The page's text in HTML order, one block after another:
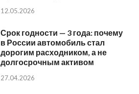
12.05.2026
Срок годности — 3 года: почему
в России автомобиль стал
дорогим расходником, а не
долгосрочным активом
27.04.2026